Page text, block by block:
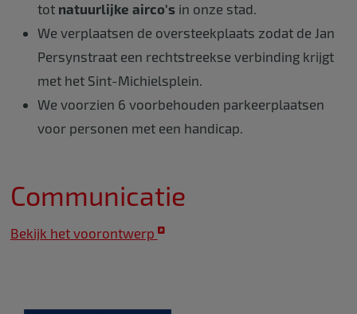
totnatuurlijke airco's in onze stad.
We verplaatsen de oversteekplaats zodat de Jan
Persynstraat een rechtstreekse verbinding krijgt
met het Sint-Michielsplein.
We voorzien 6 voorbehouden parkeerplaatsen
voor personen met een handicap.
Communicatie
Bekijk het voorontwerp